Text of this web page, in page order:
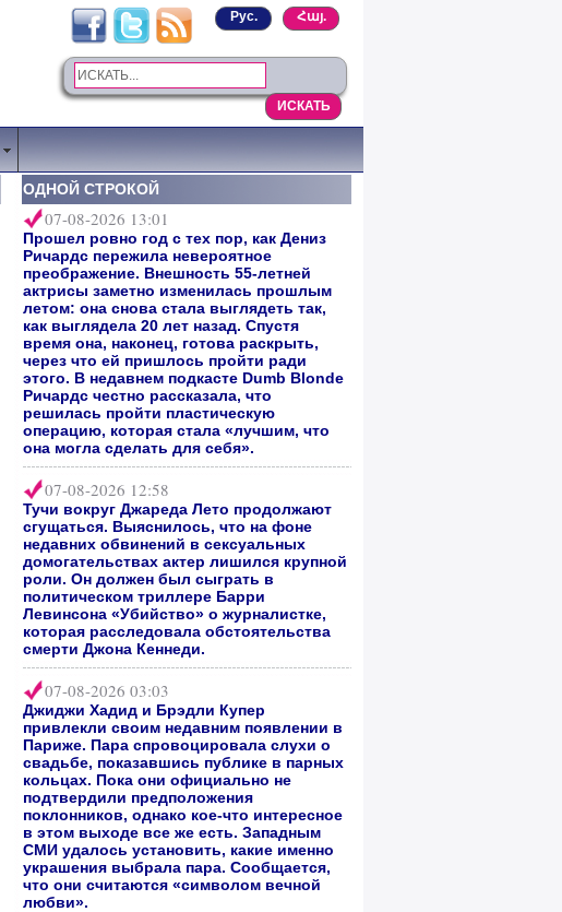
Հայ.
Рус.
ОДНОЙ СТРОКОЙ
07-08-2026 13:01
Прошел ровно год с тех пор, как Дениз
Ричардс пережила невероятное
преображение. Внешность 55-летней
актрисы заметно изменилась прошлым
летом: она снова стала выглядеть так,
как выглядела 20 лет назад. Спустя
время она, наконец, готова раскрыть,
через что ей пришлось пройти ради
этого. В недавнем подкасте Dumb Blonde
Ричардс честно рассказала, что
решилась пройти пластическую
операцию, которая стала «лучшим, что
она могла сделать для себя».
07-08-2026 12:58
Тучи вокруг Джареда Лето продолжают
сгущаться. Выяснилось, что на фоне
недавних обвинений в сексуальных
домогательствах актер лишился крупной
роли. Он должен был сыграть в
политическом триллере Барри
Левинсона «Убийство» о журналистке,
которая расследовала обстоятельства
смерти Джона Кеннеди.
07-08-2026 03:03
Джиджи Хадид и Брэдли Купер
привлекли своим недавним появлении в
Париже. Пара спровоцировала слухи о
свадьбе, показавшись публике в парных
кольцах. Пока они официально не
подтвердили предположения
поклонников, однако кое-что интересное
в этом выходе все же есть. Западным
СМИ удалось установить, какие именно
украшения выбрала пара. Сообщается,
что они считаются «символом вечной
любви».